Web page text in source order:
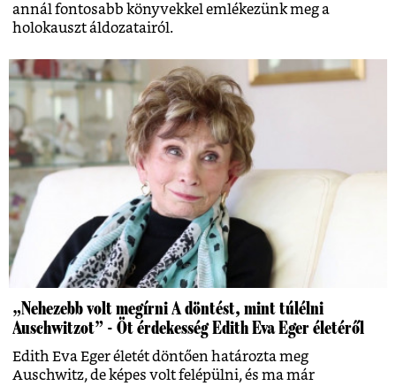
annál fontosabb könyvekkel emlékezünk meg a
holokauszt áldozatairól.
„Nehezebb volt megírni A döntést, mint túlélni
Auschwitzot” - Öt érdekesség Edith Eva Eger életéről
Edith Eva Eger életét döntően határozta meg
Auschwitz, de képes volt felépülni, és ma már